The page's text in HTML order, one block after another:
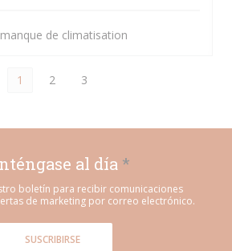
de climatisation
1 2 3
al día *
boletín para recibir comunicaciones
de marketing por correo electrónico.
SUSCRIBIRSE